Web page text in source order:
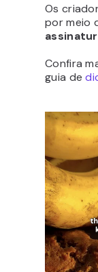
Os
por meio
Confira
guia de